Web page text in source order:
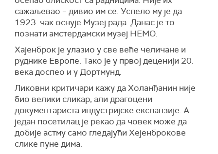
сажаљевао – дивио им се. Успело му је да
1923. чак оснује Музеј рада. Данас је то
познати амстердамски музеј НЕМО.
Хајенброк је улазио у све веће челичане и
руднике Европе. Тако је у првој деценији 20.
века доспео и у Дортмунд.
Ликовни критичари кажу да Холанђанин није
био велики сликар, али драгоцени
документариста индустријске експанзије. А
један посетилац је рекао да човек може да
добије астму само гледајући Хејенброкове
слике пуне дима.